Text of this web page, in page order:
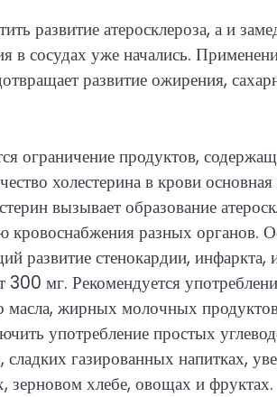
развитие атеросклероза, а и
в сосудах уже начались.
развитие ожирения,
ограничение продуктов,
холестерина в крови
вызывает образование
разных органов.
развитие стенокардии, инфаркта,
300 мг. Рекомендуется
масла, жирных молочных
употребление простых
газированных напитках,
зерновом хлебе, овощах и фруктах.